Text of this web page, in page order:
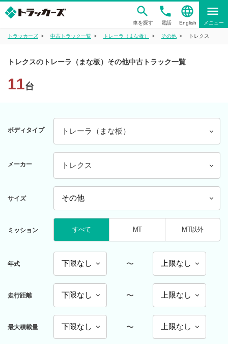
車を探す
phone
電話
language
English
menu
メニュー
トラッカーズ 中古トラック一覧 トレーラ（まな板） その他 トレクス
トレクスのトレーラ（まな板）その他中古トラック一覧
11台
ボディタイプ トレーラ（まな板）
メーカー トレクス
サイズ
ミッション すべて MT MT以外
年式 〜
走行距離 〜
最大積載量 〜